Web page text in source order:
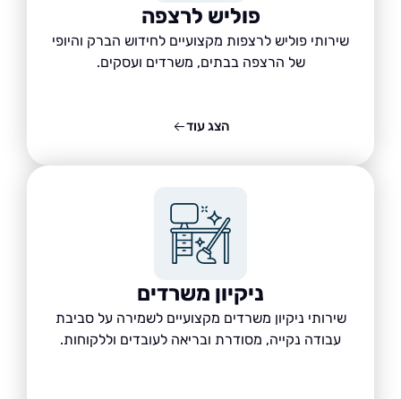
פוליש לרצפה
שירותי פוליש לרצפות מקצועיים לחידוש הברק והיופי
של הרצפה בבתים, משרדים ועסקים.
ניקיון משרדים
שירותי ניקיון משרדים מקצועיים לשמירה על סביבת
עבודה נקייה, מסודרת ובריאה לעובדים וללקוחות.